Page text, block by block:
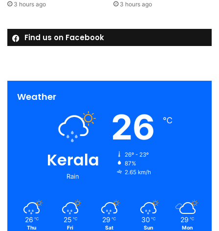
3 hours ago 3 hours ago
Find us on Facebook
Weather
Kerala
Rain
26 ℃
26º - 23º
87%
2.65 km/h
26 ℃
Thu
25 ℃
Fri
29 ℃
Sat
30 ℃
Sun
29 ℃
Mon